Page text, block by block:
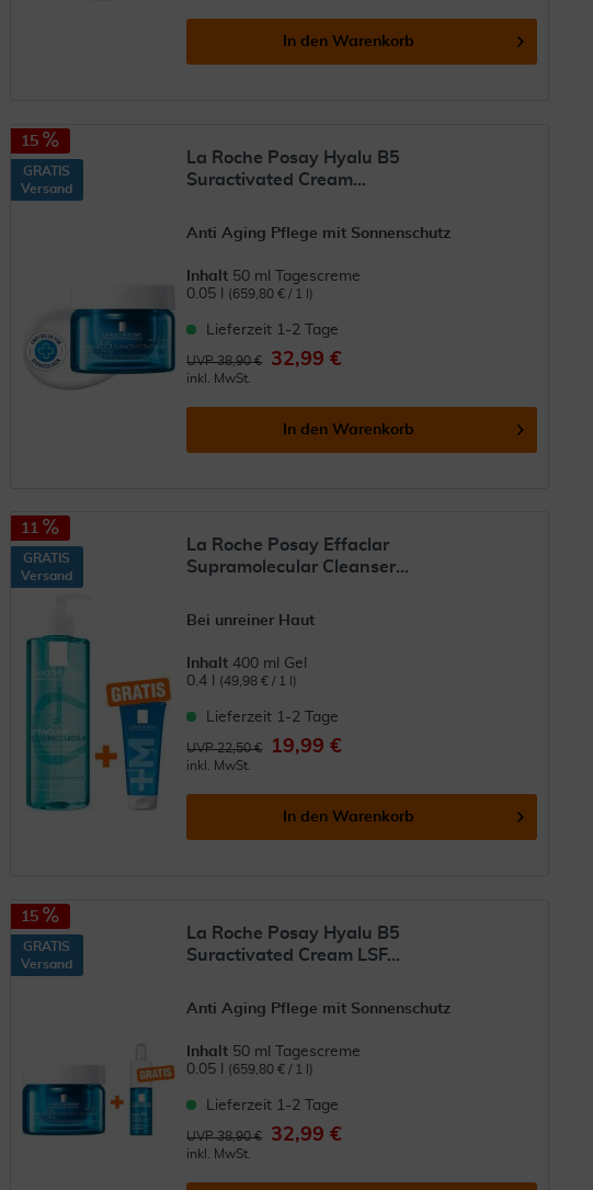
In den Warenkorb
15
GRATIS
Versand
La Roche Posay Hyalu B5
Suractivated Cream...
Anti Aging Pflege mit Sonnenschutz
Inhalt 50 ml Tagescreme
0.05 l
(659,80 € / 1 l)
Lieferzeit 1-2 Tage
UVP 38,90 € 32,99 €
inkl. MwSt.
In den Warenkorb
11
GRATIS
Versand
La Roche Posay Effaclar
Supramolecular Cleanser...
Bei unreiner Haut
Inhalt 400 ml Gel
0.4 l
(49,98 € / 1 l)
Lieferzeit 1-2 Tage
UVP 22,50 € 19,99 €
inkl. MwSt.
In den Warenkorb
15
GRATIS
Versand
La Roche Posay Hyalu B5
Suractivated Cream LSF...
Anti Aging Pflege mit Sonnenschutz
Inhalt 50 ml Tagescreme
0.05 l
(659,80 € / 1 l)
Lieferzeit 1-2 Tage
UVP 38,90 € 32,99 €
inkl. MwSt.